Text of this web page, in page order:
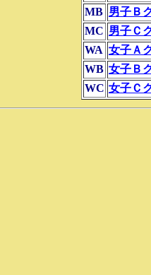
MB 男子Ｂ
MC 男子Ｃ
WA 女子Ａ
WB 女子Ｂ
WC 女子Ｃ